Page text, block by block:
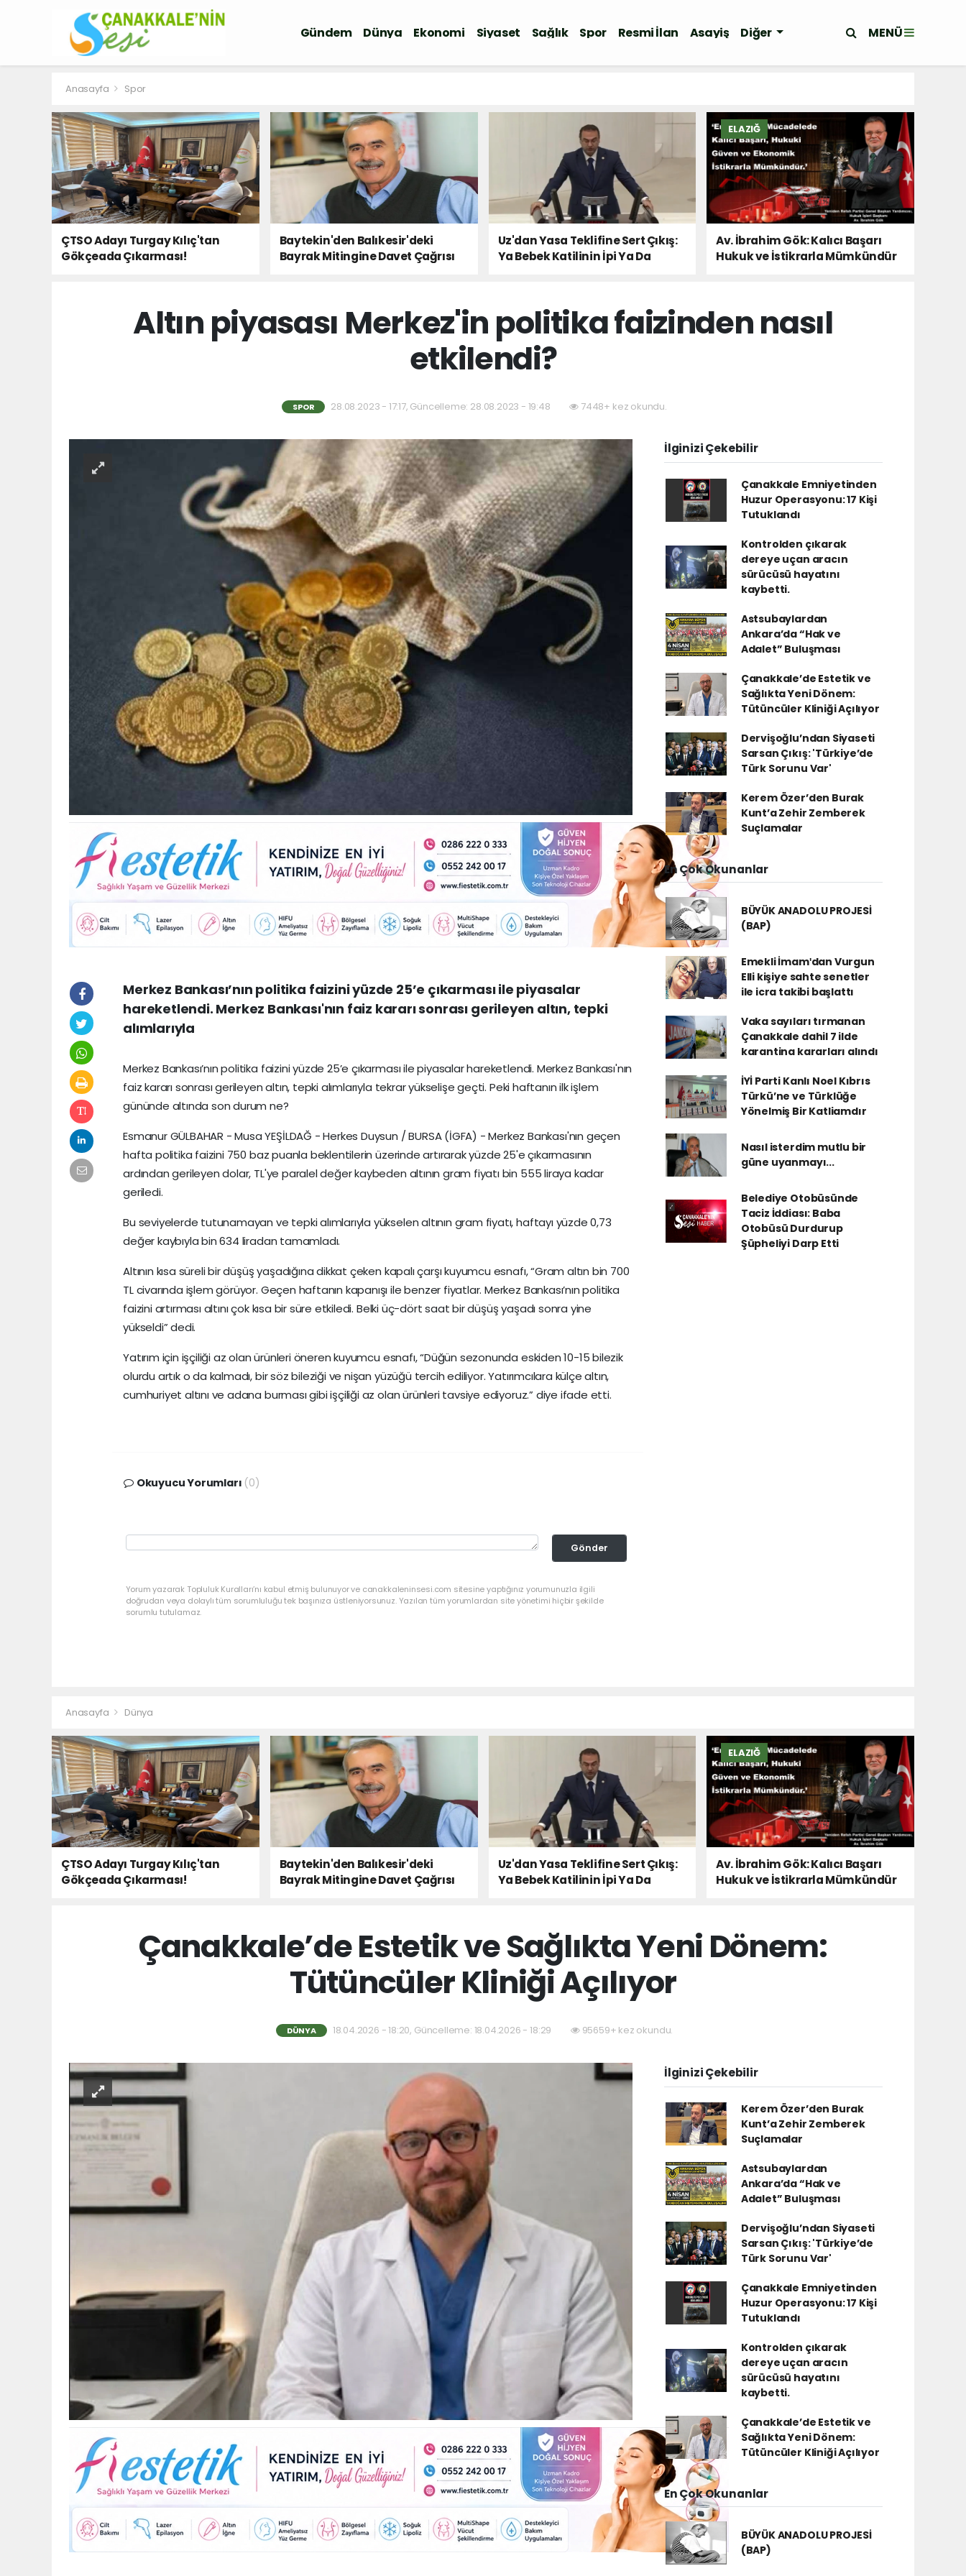
Gündem Dünya Ekonomi Siyaset Sağlık Spor Resmi İlan Asayiş Diğer MENÜ
Anasayfa Spor
ÇTSO Adayı Turgay Kılıç'tan
Gökçeada Çıkarması!
Baytekin'den Balıkesir'deki
Bayrak Mitingine Davet Çağrısı
Uz'dan Yasa Teklifine Sert Çıkış:
Ya Bebek Katilinin İpi Ya Da
ELAZIĞ
Av. İbrahim Gök: Kalıcı Başarı
Hukuk ve İstikrarla Mümkündür
Altın piyasası Merkez'in politika faizinden nasıl
etkilendi?
SPOR 28.08.2023 - 17:17, Güncelleme: 28.08.2023 - 19:48 7448+ kez okundu.
Merkez Bankası’nın politika faizini yüzde 25’e çıkarması ile piyasalar
hareketlendi. Merkez Bankası'nın faiz kararı sonrası gerileyen altın, tepki
alımlarıyla
Merkez Bankası’nın politika faizini yüzde 25’e çıkarması ile piyasalar hareketlendi. Merkez Bankası'nın
faiz kararı sonrası gerileyen altın, tepki alımlarıyla tekrar yükselişe geçti. Peki haftanın ilk işlem
gününde altında son durum ne?
Esmanur GÜLBAHAR - Musa YEŞİLDAĞ - Herkes Duysun / BURSA (İGFA) - Merkez Bankası'nın geçen
hafta politika faizini 750 baz puanla beklentilerin üzerinde artırarak yüzde 25'e çıkarmasının
ardından gerileyen dolar, TL'ye paralel değer kaybeden altının gram fiyatı bin 555 liraya kadar
geriledi.
Bu seviyelerde tutunamayan ve tepki alımlarıyla yükselen altının gram fiyatı, haftayı yüzde 0,73
değer kaybıyla bin 634 liradan tamamladı.
Altının kısa süreli bir düşüş yaşadığına dikkat çeken kapalı çarşı kuyumcu esnafı, “Gram altın bin 700
TL civarında işlem görüyor. Geçen haftanın kapanışı ile benzer fiyatlar. Merkez Bankası’nın politika
faizini artırması altını çok kısa bir süre etkiledi. Belki üç-dört saat bir düşüş yaşadı sonra yine
yükseldi” dedi.
Yatırım için işçiliği az olan ürünleri öneren kuyumcu esnafı, “Düğün sezonunda eskiden 10-15 bilezik
olurdu artık o da kalmadı, bir söz bileziği ve nişan yüzüğü tercih ediliyor. Yatırımcılara külçe altın,
cumhuriyet altını ve adana burması gibi işçiliği az olan ürünleri tavsiye ediyoruz.” diye ifade etti.
Okuyucu Yorumları (0)
Gönder
Yorum yazarak Topluluk Kuralları’nı kabul etmiş bulunuyor ve canakkaleninsesi.com sitesine yaptığınız yorumunuzla ilgili
doğrudan veya dolaylı tüm sorumluluğu tek başınıza üstleniyorsunuz. Yazılan tüm yorumlardan site yönetimi hiçbir şekilde
sorumlu tutulamaz.
İlginizi Çekebilir
Çanakkale Emniyetinden
Huzur Operasyonu: 17 Kişi
Tutuklandı
Kontrolden çıkarak
dereye uçan aracın
sürücüsü hayatını
kaybetti.
Astsubaylardan
Ankara’da “Hak ve
Adalet” Buluşması
Çanakkale’de Estetik ve
Sağlıkta Yeni Dönem:
Tütüncüler Kliniği Açılıyor
Dervişoğlu’ndan Siyaseti
Sarsan Çıkış: 'Türkiye’de
Türk Sorunu Var'
Kerem Özer’den Burak
Kunt’a Zehir Zemberek
Suçlamalar
En Çok Okunanlar
BÜYÜK ANADOLU PROJESİ
(BAP)
Emekli İmamʹdan Vurgun
Elli kişiye sahte senetler
ile icra takibi başlattı
Vaka sayıları tırmanan
Çanakkale dahil 7 ilde
karantina kararları alındı
İYİ Parti Kanlı Noel Kıbrıs
Türkü’ne ve Türklüğe
Yönelmiş Bir Katliamdır
Nasıl isterdim mutlu bir
güne uyanmayı...
Belediye Otobüsünde
Taciz İddiası: Baba
Otobüsü Durdurup
Şüpheliyi Darp Etti
Anasayfa Dünya
ÇTSO Adayı Turgay Kılıç'tan
Gökçeada Çıkarması!
Baytekin'den Balıkesir'deki
Bayrak Mitingine Davet Çağrısı
Uz'dan Yasa Teklifine Sert Çıkış:
Ya Bebek Katilinin İpi Ya Da
ELAZIĞ
Av. İbrahim Gök: Kalıcı Başarı
Hukuk ve İstikrarla Mümkündür
Çanakkale’de Estetik ve Sağlıkta Yeni Dönem:
Tütüncüler Kliniği Açılıyor
DÜNYA 18.04.2026 - 18:20, Güncelleme: 18.04.2026 - 18:29 95659+ kez okundu.
İlginizi Çekebilir
Kerem Özer’den Burak
Kunt’a Zehir Zemberek
Suçlamalar
Astsubaylardan
Ankara’da “Hak ve
Adalet” Buluşması
Dervişoğlu’ndan Siyaseti
Sarsan Çıkış: 'Türkiye’de
Türk Sorunu Var'
Çanakkale Emniyetinden
Huzur Operasyonu: 17 Kişi
Tutuklandı
Kontrolden çıkarak
dereye uçan aracın
sürücüsü hayatını
kaybetti.
Çanakkale’de Estetik ve
Sağlıkta Yeni Dönem:
Tütüncüler Kliniği Açılıyor
En Çok Okunanlar
BÜYÜK ANADOLU PROJESİ
(BAP)